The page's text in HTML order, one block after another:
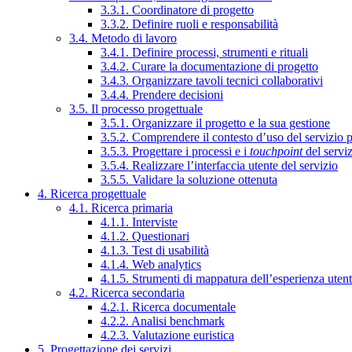
3.3.1. Coordinatore di progetto
3.3.2. Definire ruoli e responsabilità
3.4. Metodo di lavoro
3.4.1. Definire processi, strumenti e rituali
3.4.2. Curare la documentazione di progetto
3.4.3. Organizzare tavoli tecnici collaborativi
3.4.4. Prendere decisioni
3.5. Il processo progettuale
3.5.1. Organizzare il progetto e la sua gestione
3.5.2. Comprendere il contesto d’uso del servizio
3.5.3. Progettare i processi e i touchpointdel
3.5.4. Realizzare l’interfaccia utente del servizio
3.5.5. Validare la soluzione ottenuta
4. Ricerca progettuale
4.1. Ricerca primaria
4.1.1. Interviste
4.1.2. Questionari
4.1.3. Test di usabilità
4.1.4. Web analytics
4.1.5. Strumenti di mappatura dell’esperienza
4.2. Ricerca secondaria
4.2.1. Ricerca documentale
4.2.2. Analisi benchmark
4.2.3. Valutazione euristica
5. Progettazione dei servizi